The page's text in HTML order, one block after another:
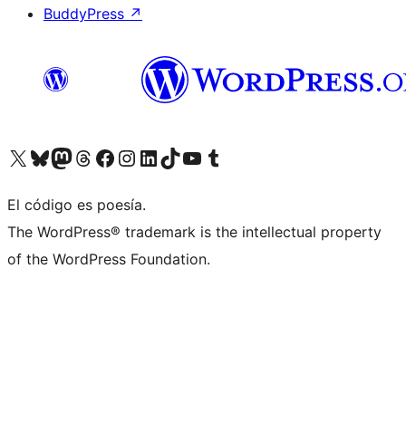
BuddyPress ↗
Visita nuestra cuenta de X (anteriormente Twitter)
Visita nuestra cuenta de Bluesky
Visita nuestra cuenta de Mastodon
Visita nuestra cuenta de Threads
Visita nuestra página de Facebook
Visita nuestra cuenta de Instagram
Visita nuestra cuenta de LinkedIn
Visita nuestra cuenta de TikTok
Visita nuestro canal de YouTube
Visita nuestra cuenta de Tumblr
El código es poesía.
The WordPress® trademark is the intellectual property
of the WordPress Foundation.